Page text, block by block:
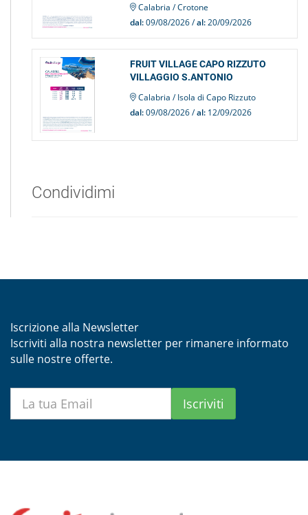
Calabria / Crotone
dal:09/08/2026 /al:20/09/2026
FRUIT VILLAGE CAPO RIZZUTO
VILLAGGIO S.ANTONIO
Calabria / Isola di Capo Rizzuto
dal:09/08/2026 /al:12/09/2026
Condividimi
Iscrizione alla Newsletter
Iscriviti alla nostra newsletter per rimanere informato
sulle nostre offerte.
Iscriviti